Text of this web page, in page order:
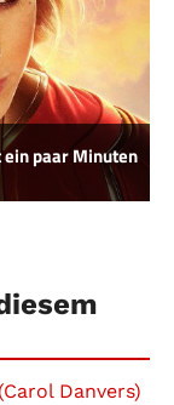
paar Minuten
Danvers)